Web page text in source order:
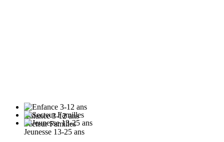
Enfance 3-12 ans
Secteur Familles
Jeunesse 13-25 ans